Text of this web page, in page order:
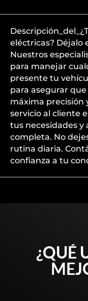
eléctricas? Déjalo
Nuestros
para manejar
presente tu
para asegurar
máxima precisión
servicio al cliente
tus necesidades y
completa. No
rutina diaria.
confianza a tu
¿QUÉ